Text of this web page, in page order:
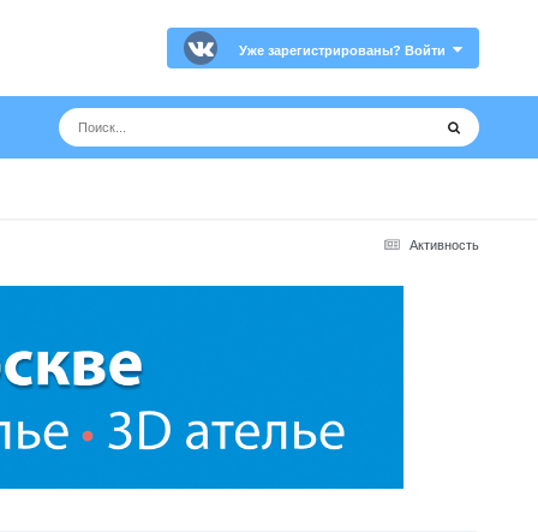
Уже зарегистрированы? Войти
Активность